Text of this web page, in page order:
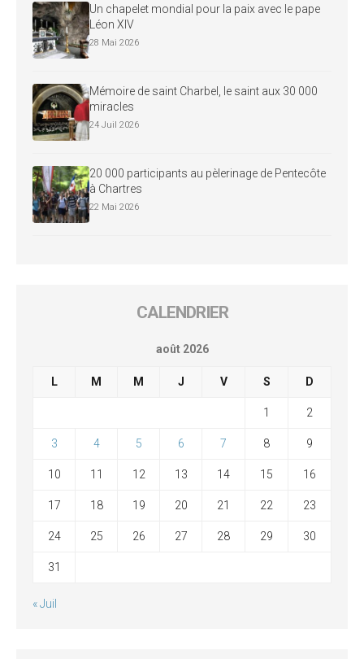
Un chapelet mondial pour la paix avec le pape
Léon XIV
28 Mai 2026
Mémoire de saint Charbel, le saint aux 30 000
miracles
24 Juil 2026
20 000 participants au pèlerinage de Pentecôte
à Chartres
22 Mai 2026
CALENDRIER
août 2026
L M M J V S D
1 2
3 4 5 6 7 8 9
10 11 12 13 14 15 16
17 18 19 20 21 22 23
24 25 26 27 28 29 30
31
« Juil